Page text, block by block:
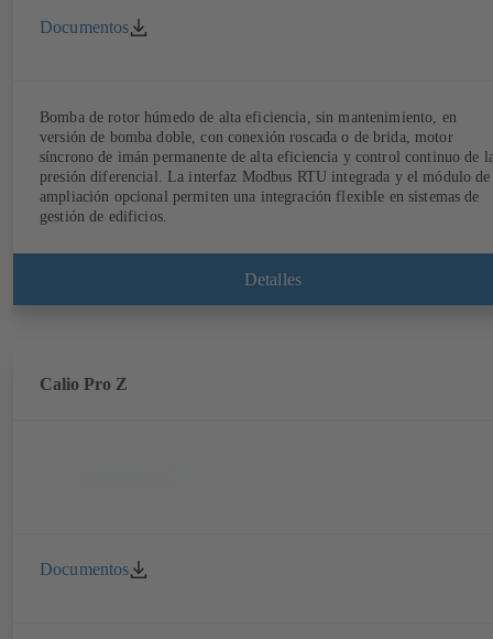
Documentos
Bomba de rotor húmedo de alta eficiencia, sin mantenimiento, en
versión de bomba doble, con conexión roscada o de brida, motor
síncrono de imán permanente de alta eficiencia y control continuo de
presión diferencial. La interfaz Modbus RTU integrada y el módulo de
ampliación opcional permiten una integración flexible en sistemas de
gestión de edificios.
Detalles
Calio Pro Z
Documentos